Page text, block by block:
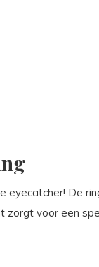
eyecatcher! De
zorgt voor een